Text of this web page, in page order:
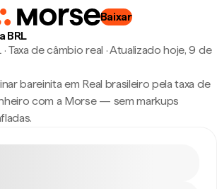
Baixar
BRL
Taxa de câmbio real ·Atualizado hoje, 9 de
bareinita em Real brasileiro pela taxa de
com a Morse — sem markups